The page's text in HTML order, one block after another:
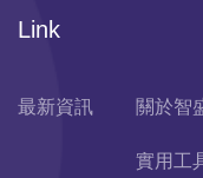
Link
最新資訊 關於智
實用工